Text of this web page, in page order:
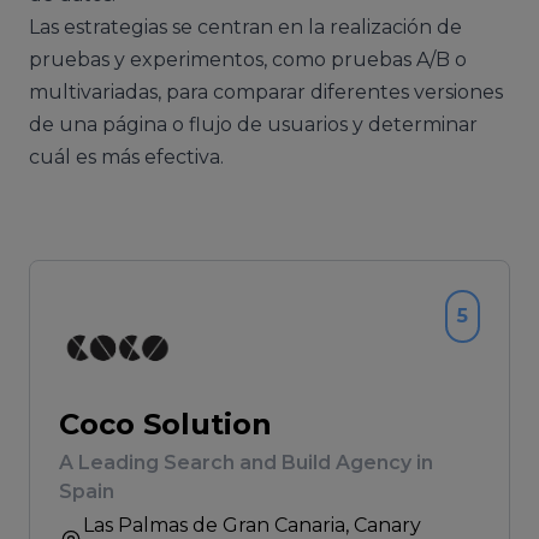
Las estrategias se centran en la realización de
pruebas y experimentos, como pruebas A/B o
multivariadas, para comparar diferentes versiones
de una página o flujo de usuarios y determinar
cuál es más efectiva.
Coco Solution
A Leading Search and Build Agency in
Spain
Las Palmas de Gran Canaria, Canary
5